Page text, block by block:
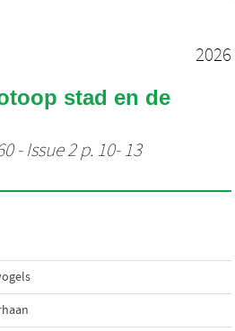
2026
stad en de
- Issue 2 p. 10- 13